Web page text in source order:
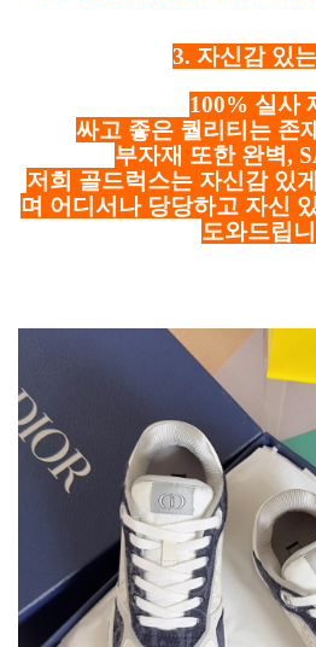
3. 자신감 있
100% 실사
싸고 좋은 퀄리티는 존
부자재 또한 완벽,
저희 골드럭스는 자신감 있
며 어디서나 당당하고 자신
도와드립